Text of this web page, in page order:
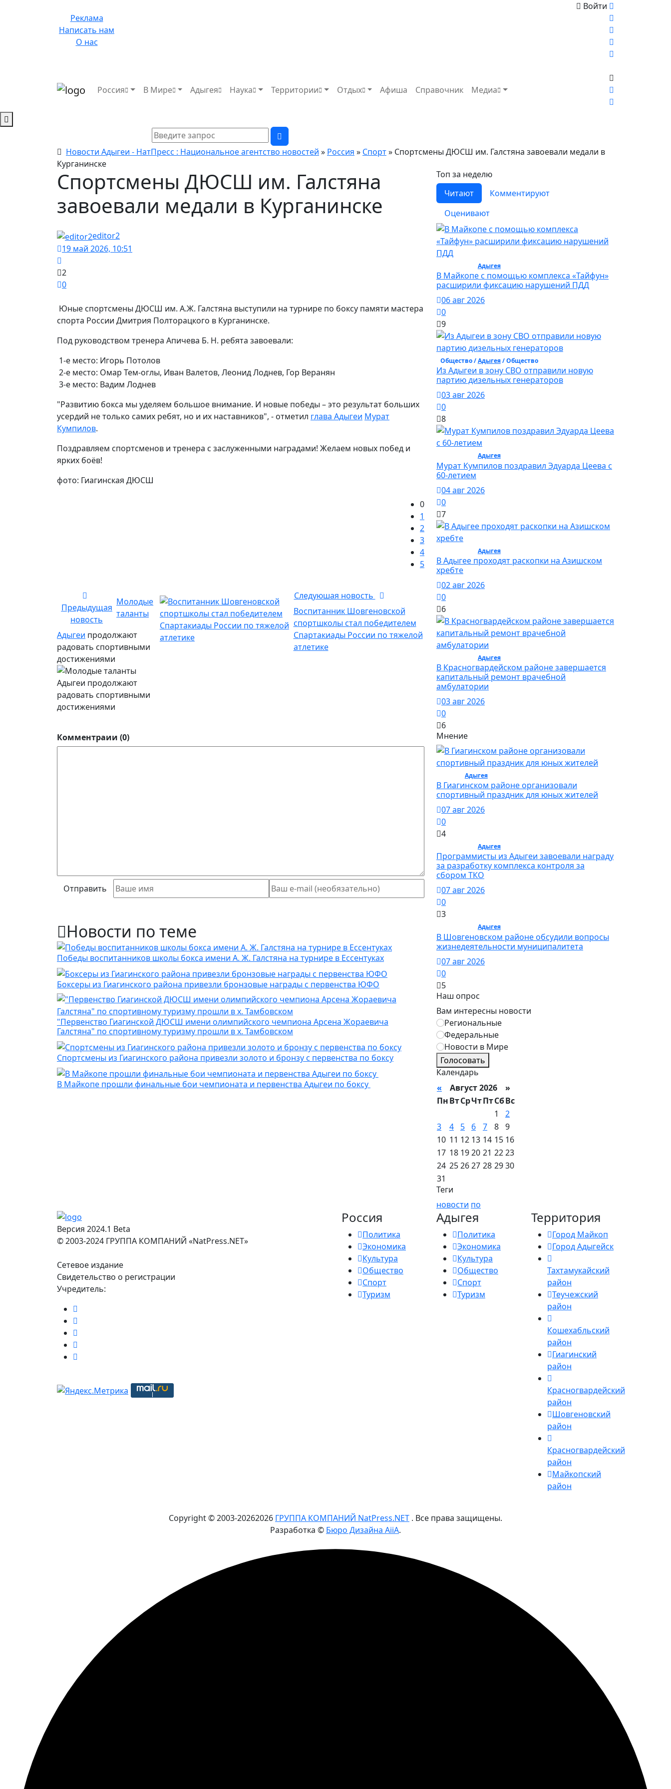
Реклама
Написать нам
О нас
Войти
Россия В Мире Адыгея Наука Территории Отдых Афиша Справочник Медиа
Новости Адыгеи - НатПресс : Национальное агентство новостей » Россия » Спорт» Спортсмены ДЮСШ им. Галстяна завоевали медали в
Курганинске
Спортсмены ДЮСШ им. Галстяна
завоевали медали в Курганинске
editor2
19 май 2026, 10:51
2
0
Юные спортсмены ДЮСШ им. А.Ж. Галстяна выступили на турнире по боксу памяти мастера
спорта России Дмитрия Полторацкого в Курганинске.
Под руководством тренера Апичева Б. Н. ребята завоевали:
1‑е место: Игорь Потолов
2‑е место: Омар Тем‑оглы, Иван Валетов, Леонид Лоднев, Гор Веранян
3‑е место: Вадим Лоднев
"Развитию бокса мы уделяем большое внимание. И новые победы – это результат больших
усердий не только самих ребят, но и их наставников", - отметил глава Адыгеи Мурат
Кумпилов.
Поздравляем спортсменов и тренера с заслуженными наградами! Желаем новых побед и
ярких боёв!
фото: Гиагинская ДЮСШ
0
1
2
3
4
5
Предыдущая
новость
Молодые
таланты
Адыгеи продолжают
радовать спортивными
достижениями
Следуюшая новость
Воспитанник Шовгеновской
спортшколы стал победителем
Спартакиады России по тяжелой
атлетике
Комментраии (0)
Отправить
Новости по теме
Победы воспитанников школы бокса имени А. Ж. Галстяна на турнире в Ессентуках
Боксеры из Гиагинского района привезли бронзовые награды с первенства ЮФО
"Первенство Гиагинской ДЮСШ имени олимпийского чемпиона Арсена Жораевича
Галстяна" по спортивному туризму прошли в х. Тамбовском
Спортсмены из Гиагинского района привезли золото и бронзу с первенства по боксу
В Майкопе прошли финальные бои чемпионата и первенства Адыгеи по боксу
Топ за неделю
Читают
Комментируют
Оценивают
Адыгея/ Общество
В Майкопе с помощью комплекса «Тайфун»
расширили фиксацию нарушений ПДД
06 авг 2026
0
9
Общество /Адыгея/ Общество
Из Адыгеи в зону СВО отправили новую
партию дизельных генераторов
03 авг 2026
0
8
Адыгея/ Общество
Мурат Кумпилов поздравил Эдуарда Цеева с
60-летием
04 авг 2026
0
7
Адыгея/ Общество
В Адыгее проходят раскопки на Азишском
хребте
02 авг 2026
0
6
Адыгея/ Общество
В Красногвардейском районе завершается
капитальный ремонт врачебной
амбулатории
03 авг 2026
0
6
Мнение
Адыгея/ Спорт
В Гиагинском районе организовали
спортивный праздник для юных жителей
07 авг 2026
0
4
Адыгея/ Общество
Программисты из Адыгеи завоевали награду
за разработку комплекса контроля за
сбором ТКО
07 авг 2026
0
3
Адыгея/ Общество
В Шовгеновском районе обсудили вопросы
жизнедеятельности муниципалитета
07 авг 2026
0
5
Наш опрос
Вам интересны новости
Региональные
Федеральные
Новости в Мире
Голосовать
Календарь
« Август 2026 »
ПнВтСрЧтПтСбВс
1
2
3
4 5 6 7 8 9
10 11 12 13 14 15 16
17 18 1920 21 2223
24 252627 28 2930
31
Теги
новости по
Версия 2024.1 Beta
© 2003-2024 ГРУППА КОМПАНИЙ «NatPress.NET»
Сетевое издание
Свидетельство о регистрации
Учредитель:
Россия
Политика
Экономика
Культура
Общество
Спорт
Туризм
Адыгея
Политика
Экономика
Культура
Общество
Спорт
Туризм
Территория
Город Майкоп
Город Адыгейск
Тахтамукайский
район
Теучежский
район
Кошехабльский
район
Гиагинский
район
Красногвардейский
район
Шовгеновский
район
Красногвардейский
район
Майкопский
район
Copyright © 2003-20262026 ГРУППА КОМПАНИЙ NatPress.NET . Все права защищены.
Разработка © Бюро Дизайна AiiA.